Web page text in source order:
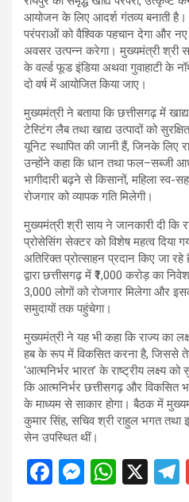
आयोजन के लिए आदर्श गंतव्य बनाती है।
परंपराओं को वैश्विक पहचान देगा और
अवसर उत्पन्न करेगा। मुख्यमंत्री श्री
के वर्ल्ड फूड इंडिया अथवा गुवाहाटी के
दो वर्ष में आयोजित किया जाए।
मुख्यमंत्री ने बताया कि छत्तीसगढ़ में
टेस्टिंग लैब तथा खाद्य उत्पादों को
यूनिट स्थापित की जानी हैं, जिनके लिए
उन्होंने कहा कि धान तथा फल–सब्जी
भागीदारी बढ़ने से किसानों, महिला स्व-
रोजगार को व्यापक गति मिलेगी।
मुख्यमंत्री श्री साय ने जानकारी दी कि
प्रोसेसिंग सेक्टर को विशेष महत्व
अतिरिक्त प्रोत्साहन प्रदान किए जा
द्वारा छत्तीसगढ़ में ₹1,000 करोड़ का
3,000 लोगों को रोजगार मिलेगा और
समुदायों तक पहुंचेगा।
मुख्यमंत्री ने यह भी कहा कि राज्य का
हब के रूप में विकसित करना है, जिससे
‘आत्मनिर्भर भारत’ के राष्ट्रीय लक्ष्य
कि आत्मनिर्भर छत्तीसगढ़ और विकसित
के माध्यम से साकार होगा। बैठक में
कुमार सिंह, सचिव श्री राहुल भगत तथा
सेन उपस्थित थीं।
F
M W X